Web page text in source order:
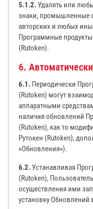
5.1.2.Удалять или
знаки, промышленные
авторских и любых
Программные
(Rutoken).
6.
6.1. Периодически
(Rutoken) могут
аппаратными
наличия обновлений
(Rutoken), как то
Рутокен (Rutoken),
«Обновления»).
6.2.Устанавливая
(Rutoken),
осуществления ими
установку